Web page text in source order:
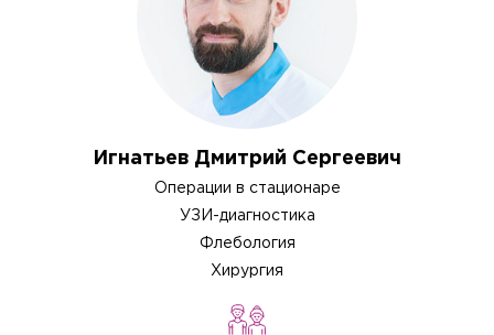
Игнатьев Дмитрий Сергеевич
Операции в стационаре
УЗИ-диагностика
Флебология
Хирургия